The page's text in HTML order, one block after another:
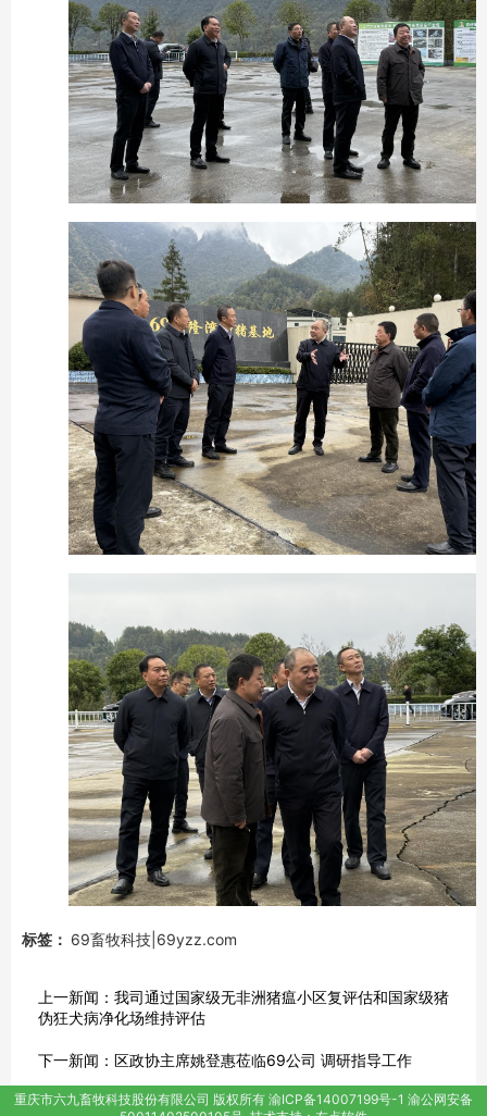
标签： 69畜牧科技|69yzz.com
上一新闻： 我司通过国家级无非洲猪瘟小区复评估和国家级猪
伪狂犬病净化场维持评估
下一新闻： 区政协主席姚登惠莅临69公司 调研指导工作
重庆市六九畜牧科技股份有限公司 版权所有 渝ICP备14007199号-1 渝公网安备